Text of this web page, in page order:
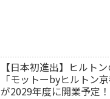
【日本初進出】ヒルト
「モットーbyヒルトン
が2029年度に開業予定！